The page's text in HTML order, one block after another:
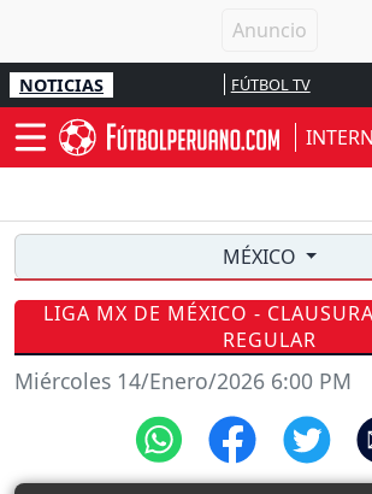
NOTICIAS FÚTBOL TV
MÉXICO
LIGA MX DE MÉXICO -
REGULAR
Miércoles 14/Enero/2026 6:00 PM